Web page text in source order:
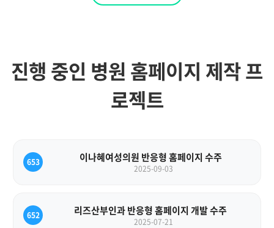
진행 중인 병원 홈페이지 제작 프
로젝트
653 이나혜여성의원 반응형 홈페이지 수주
2025-09-03
652 리즈산부인과 반응형 홈페이지 개발 수주
2025-07-21